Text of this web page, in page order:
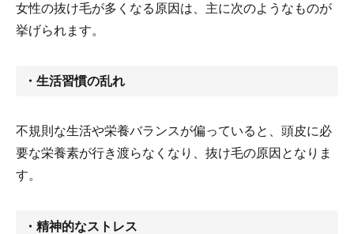
女性の抜け毛が多くなる原因は、主に次のようなものが
挙げられます。
・生活習慣の乱れ
不規則な生活や栄養バランスが偏っていると、頭皮に必
要な栄養素が行き渡らなくなり、抜け毛の原因となりま
す。
・精神的なストレス